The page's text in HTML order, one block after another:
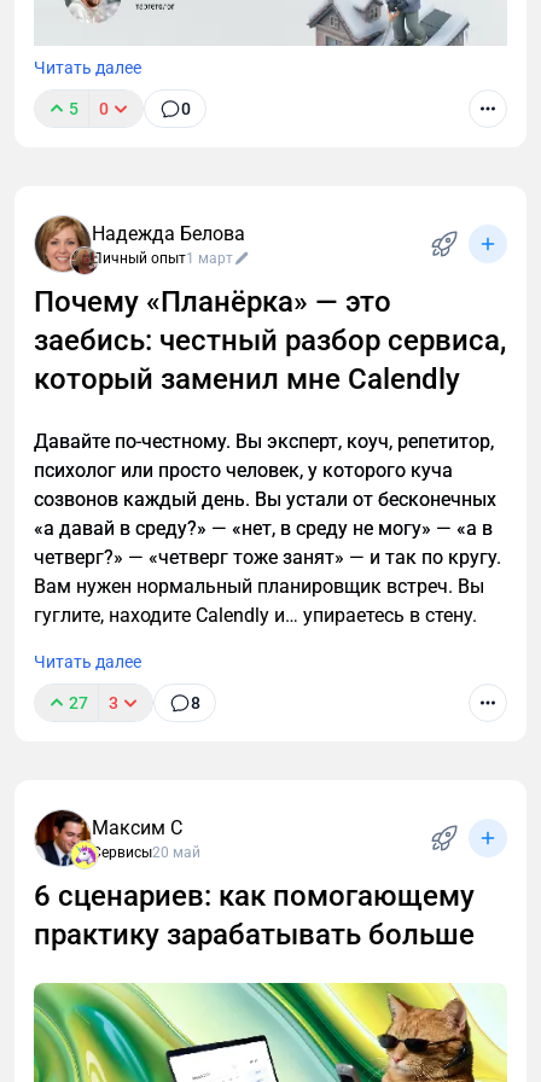
получить 468 лидов за зиму по 513 ₽ вместо
плановых 800 ₽? Решение: привязка объявлений к
конкретным улицам + креативы «До/После» +
акция со скидкой 15% и фото опасной сосульки.
Рассказываем, как вывели клиента на режим 24/7
и заставили отказывать из‑за перегруза.
Читать далее
5 0 0
Надежда Белова
Личный опыт1 март
Почему «Планёрка» — это
заебись: честный разбор сервиса,
который заменил мне Calendly
Давайте по-честному. Вы эксперт, коуч, репетитор,
психолог или просто человек, у которого куча
созвонов каждый день. Вы устали от бесконечных
«а давай в среду?» — «нет, в среду не могу» — «а в
четверг?» — «четверг тоже занят» — и так по кругу.
Вам нужен нормальный планировщик встреч. Вы
гуглите, находите Calendly и… упираетесь в стену.
Читать далее
27 3 8
Максим С
Сервисы20 май
6 сценариев: как помогающему
практику зарабатывать больше